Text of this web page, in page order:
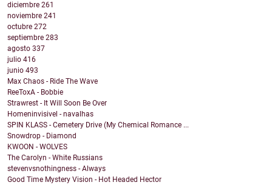
diciembre 261
noviembre 241
octubre 272
septiembre 283
agosto 337
julio 416
junio 493
Max Chaos - Ride The Wave
ReeToxA - Bobbie
Strawrest - It Will Soon Be Over
Homeninvisivel - navalhas
SPIN KLASS - Cemetery Drive (My Chemical Romance ...
Snowdrop - Diamond
KWOON - WOLVES
The Carolyn - White Russians
stevenvsnothingness - Always
Good Time Mystery Vision - Hot Headed Hector